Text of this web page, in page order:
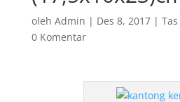
oleh Admin | Des 8, 2017|
0 Komentar